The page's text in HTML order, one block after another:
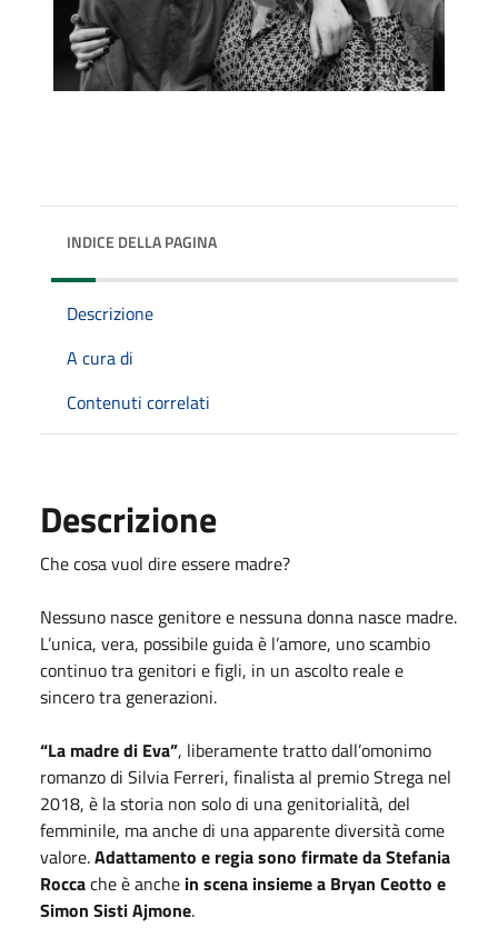
INDICE DELLA PAGINA
Descrizione
A cura di
Contenuti correlati
Descrizione
Che cosa vuol dire essere madre?
Nessuno nasce genitore e nessuna donna nasce madre.
L’unica, vera, possibile guida è l’amore, uno scambio
continuo tra genitori e figli, in un ascolto reale e
sincero tra generazioni.
“La madre di Eva”, liberamente tratto dall’omonimo
romanzo di Silvia Ferreri, finalista al premio Strega nel
2018, è la storia non solo di una genitorialità, del
femminile, ma anche di una apparente diversità come
valore.Adattamento e regia sono firmate da Stefania
Roccache è anche in scena insieme a Bryan Ceotto e
Simon Sisti Ajmone.